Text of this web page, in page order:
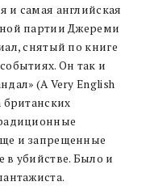
и самая английская
партии Джереми
снятый по книге
Он так и
(A Very English
британских
и запрещенные
убийстве. Было и